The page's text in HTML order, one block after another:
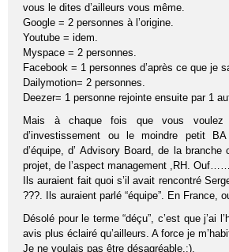
vous le dites d’ailleurs vous même.
Google = 2 personnes à l’origine.
Youtube = idem.
Myspace = 2 personnes.
Facebook = 1 personnes d’après ce que je
Dailymotion= 2 personnes.
Deezer= 1 personne rejointe ensuite par 1
Mais à chaque fois que vous voulez
d’investissement ou le moindre petit
d’équipe, d’ Advisory Board, de la branche
projet, de l’aspect management ,RH. Ouf……
Ils auraient fait quoi s’il avait rencontré
???. Ils auraient parlé “équipe”. En France,
Désolé pour le terme “déçu”, c’est que j’ai
avis plus éclairé qu’ailleurs. A force je
Je ne voulais pas être désagréable.:).